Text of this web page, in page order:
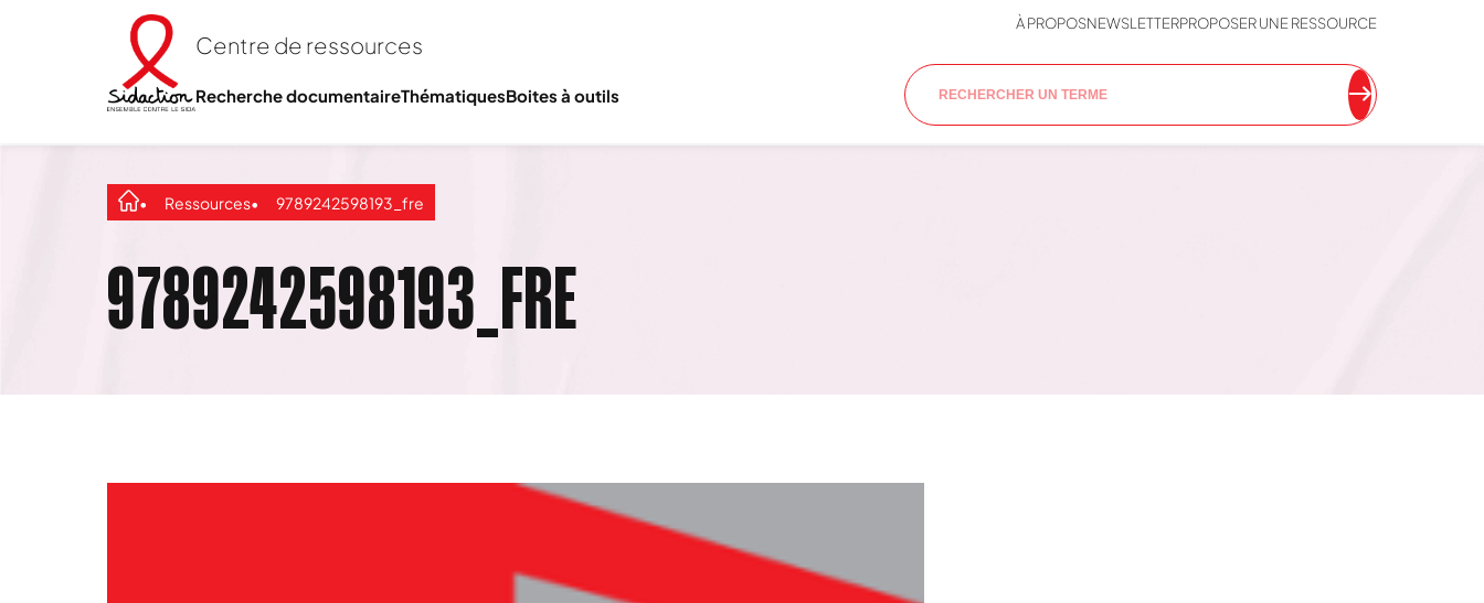
Centre de ressources
À PROPOSNEWSLETTERPROPOSER UNE RESSOURCE
Recherche documentaireThématiquesBoites à outils
Ressources 9789242598193_fre
9789242598193_FRE